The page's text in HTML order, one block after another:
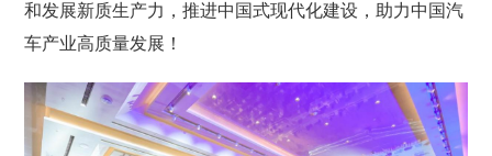
和发展新质生产力，推进中国式现代化建设，助力中国汽
车产业高质量发展！